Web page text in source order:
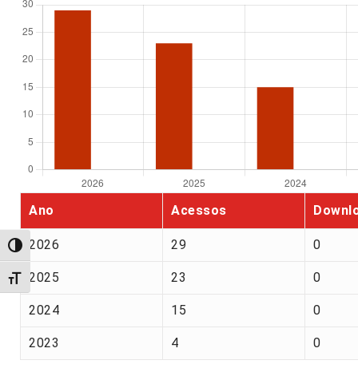
Alternar alto contraste
Alternar tamanho da fonte
Ano Acessos
2026 29 0
2025 23 0
2024 15 0
2023 4 0